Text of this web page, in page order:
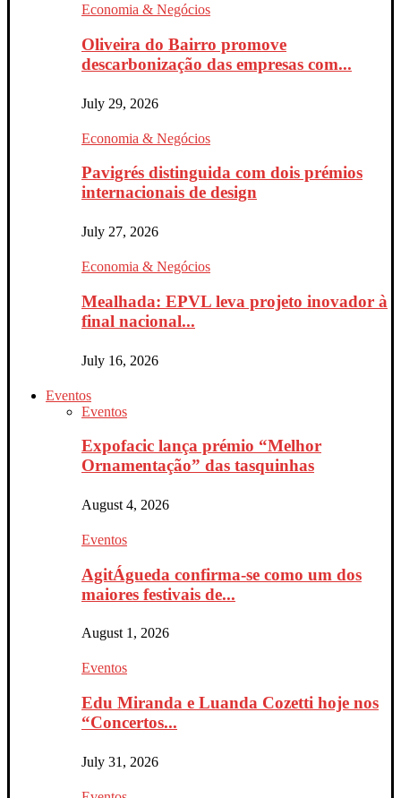
Economia & Negócios
Oliveira do Bairro promove
descarbonização das empresas com...
July 29, 2026
Economia & Negócios
Pavigrés distinguida com dois prémios
internacionais de design
July 27, 2026
Economia & Negócios
Mealhada: EPVL leva projeto inovador à
final nacional...
July 16, 2026
Eventos
Eventos
Expofacic lança prémio “Melhor
Ornamentação” das tasquinhas
August 4, 2026
Eventos
AgitÁgueda confirma-se como um dos
maiores festivais de...
August 1, 2026
Eventos
Edu Miranda e Luanda Cozetti hoje nos
“Concertos...
July 31, 2026